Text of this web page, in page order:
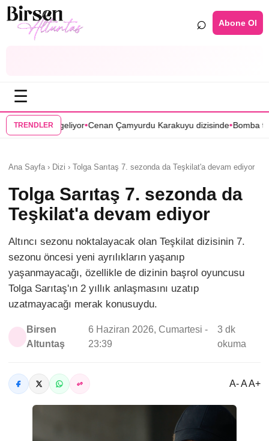
⌕ Abone Ol
☰
TRENDLER
Çamyurdu Karakuyu dizisinde•Bomba transfer! Caner Cindoruk,
Ana Sayfa › Dizi › Tolga Sarıtaş 7. sezonda da Teşkilat'a devam ediyor
Tolga Sarıtaş 7. sezonda da
Teşkilat'a devam ediyor
Altıncı sezonu noktalayacak olan Teşkilat dizisinin 7.
sezonu öncesi yeni ayrılıkların yaşanıp
yaşanmayacağı, özellikle de dizinin başrol oyuncusu
Tolga Sarıtaş'ın 2 yıllık anlaşmasını uzatıp
uzatmayacağı merak konusuydu.
Birsen
Altuntaş
6 Haziran 2026, Cumartesi -
23:39
3 dk
okuma
A- A A+